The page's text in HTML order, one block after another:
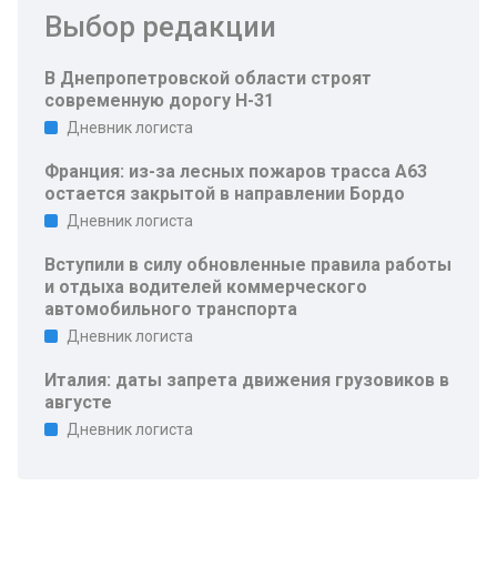
Выбор редакции
В Днепропетровской области строят
современную дорогу Н-31
Дневник логиста
Франция: из-за лесных пожаров трасса A63
остается закрытой в направлении Бордо
Дневник логиста
Вступили в силу обновленные правила работы
и отдыха водителей коммерческого
автомобильного транспорта
Дневник логиста
Италия: даты запрета движения грузовиков в
августе
Дневник логиста